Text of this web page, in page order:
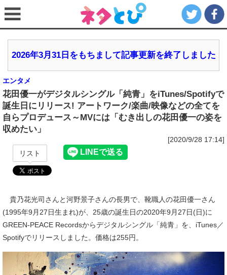
2026年3月31日をもちまして記事更新を終了しました
エンタメ
花田優一がデジタルシングル「純青」をiTunes/Spotifyで
誕生日にリリース! アートワーク/楽曲/映像などの全てを
自らプロデュース～MVには「むき出しの花田優一の姿を
収めたい」
[2020/9/28 17:14]
リスト
貴乃花光司さんと河野景子さんの長男で、靴職人の花田優一さん
(1995年9月27日生まれ)が、25歳の誕生日の2020年9月27日(日)に
GREEN-PEACE Recordsからデジタルシングル「純青」を、iTunes／
Spotifyでリリースしました。価格は255円。